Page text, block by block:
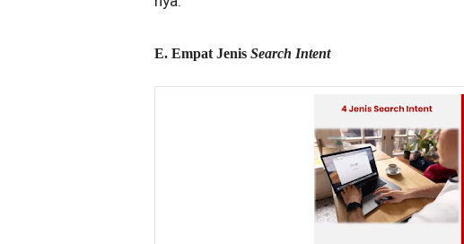
E. Empat Jenis Search Intent